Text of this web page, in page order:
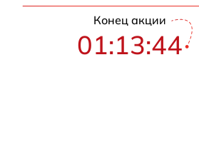
Конец акции
01:13:43